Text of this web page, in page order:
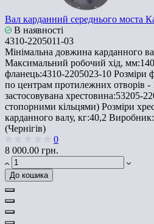
Вал карданний середнього моста
В наявності
4310-2205011-03
Мінімальна довжина карданного
Максимальний робочий хід, мм:140
фланець:4310-2205023-10 Розміри
по центрам протилежних отворів -
застосовувана хрестовина:53205-
стопорними кільцями) Розміри
карданного валу, кг:40,2 Виробник:
(Чернігів)
0
8 000.00 грн.
До кошика